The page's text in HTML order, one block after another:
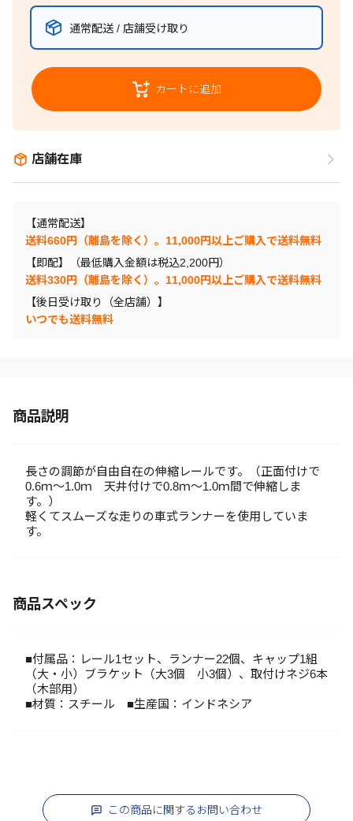
通常配送 / 店舗受け取り
カートに追加
店舗在庫
【通常配送】
送料660円（離島を除く）。11,000円以上ご購入で送料無料
【即配】（最低購入金額は税込2,200円）
送料330円（離島を除く）。11,000円以上ご購入で送料無料
【後日受け取り（全店舗）】
いつでも送料無料
商品説明
長さの調節が自由自在の伸縮レールです。（正面付けで
0.6ｍ～1.0ｍ 天井付けで0.8ｍ～1.0ｍ間で伸縮しま
す。）
軽くてスムーズな走りの車式ランナーを使用していま
す。
商品スペック
■付属品：レール1セット、ランナー22個、キャップ1組
（大・小）ブラケット（大3個 小3個）、取付けネジ6本
（木部用）
■材質：スチール ■生産国：インドネシア
この商品に関するお問い合わせ